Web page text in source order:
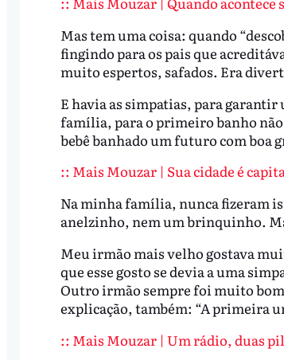
Mas tem uma coisa: quando
fingindo para os pais que
muito espertos, safados. Era
E havia as simpatias, para
família, para o primeiro banho
bebê banhado um futuro com boa
:: Mais Mouzar | Sua cidade é
Na minha família, nunca fizeram
anelzinho, nem um brinquinho.
Meu irmão mais velho gostava
que esse gosto se devia a uma
Outro irmão sempre foi muito
explicação, também: “A primeira
:: Mais Mouzar | Um rádio, duas